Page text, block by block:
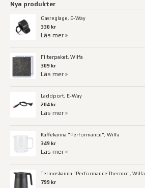
Nya produkter
Gasreglage, E-Way
330 kr
Läs mer »
Filterpaket, Wilfa
309 kr
Läs mer »
Laddport, E-Way
204 kr
Läs mer »
Kaffekanna "Performance", Wilfa
349 kr
Läs mer »
Termoskanna "Performance Thermo", Wilfa
799 kr